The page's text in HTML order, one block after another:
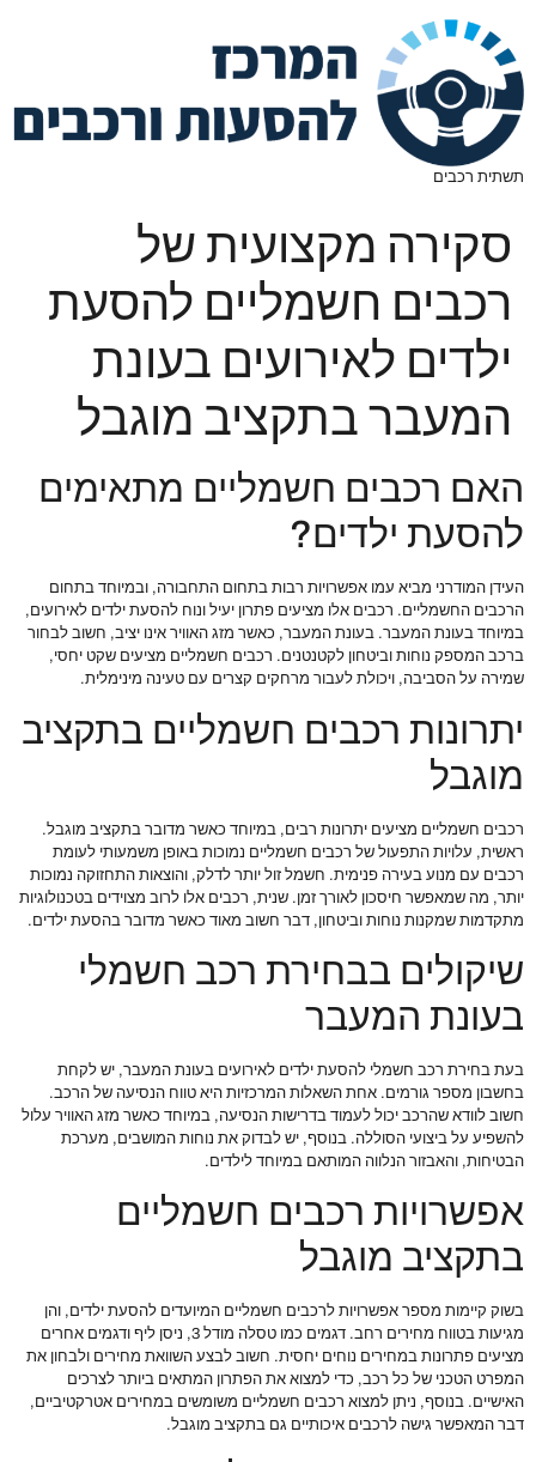
תשתית רכבים
סקירה מקצועית של
רכבים חשמליים להסעת
ילדים לאירועים בעונת
המעבר בתקציב מוגבל
האם רכבים חשמליים מתאימים
להסעת ילדים?
העידן המודרני מביא עמו אפשרויות רבות בתחום התחבורה, ובמיוחד בתחום
הרכבים החשמליים. רכבים אלו מציעים פתרון יעיל ונוח להסעת ילדים לאירועים,
במיוחד בעונת המעבר. בעונת המעבר, כאשר מזג האוויר אינו יציב, חשוב לבחור
ברכב המספק נוחות וביטחון לקטנטנים. רכבים חשמליים מציעים שקט יחסי,
שמירה על הסביבה, ויכולת לעבור מרחקים קצרים עם טעינה מינימלית.
יתרונות רכבים חשמליים בתקציב
מוגבל
רכבים חשמליים מציעים יתרונות רבים, במיוחד כאשר מדובר בתקציב מוגבל.
ראשית, עלויות התפעול של רכבים חשמליים נמוכות באופן משמעותי לעומת
רכבים עם מנוע בעירה פנימית. חשמל זול יותר לדלק, והוצאות התחזוקה נמוכות
יותר, מה שמאפשר חיסכון לאורך זמן. שנית, רכבים אלו לרוב מצוידים בטכנולוגיות
מתקדמות שמקנות נוחות וביטחון, דבר חשוב מאוד כאשר מדובר בהסעת ילדים.
שיקולים בבחירת רכב חשמלי
בעונת המעבר
בעת בחירת רכב חשמלי להסעת ילדים לאירועים בעונת המעבר, יש לקחת
בחשבון מספר גורמים. אחת השאלות המרכזיות היא טווח הנסיעה של הרכב.
חשוב לוודא שהרכב יכול לעמוד בדרישות הנסיעה, במיוחד כאשר מזג האוויר עלול
להשפיע על ביצועי הסוללה. בנוסף, יש לבדוק את נוחות המושבים, מערכת
הבטיחות, והאבזור הנלווה המותאם במיוחד לילדים.
אפשרויות רכבים חשמליים
בתקציב מוגבל
בשוק קיימות מספר אפשרויות לרכבים חשמליים המיועדים להסעת ילדים, והן
מגיעות בטווח מחירים רחב. דגמים כמו טסלה מודל 3, ניסן ליף ודגמים אחרים
מציעים פתרונות במחירים נוחים יחסית. חשוב לבצע השוואת מחירים ולבחון את
המפרט הטכני של כל רכב, כדי למצוא את הפתרון המתאים ביותר לצרכים
האישיים. בנוסף, ניתן למצוא רכבים חשמליים משומשים במחירים אטרקטיביים,
דבר המאפשר גישה לרכבים איכותיים גם בתקציב מוגבל.